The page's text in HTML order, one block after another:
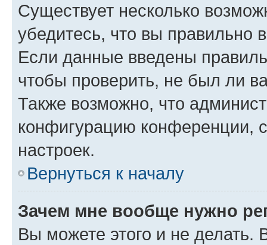
Существует несколько
убедитесь, что вы правильно
Если данные введены
чтобы проверить, не был ли
Также возможно, что
конфигурацию конференции,
настроек.
Вернуться к началу
Зачем мне вообще нужно
Вы можете этого и не делать.